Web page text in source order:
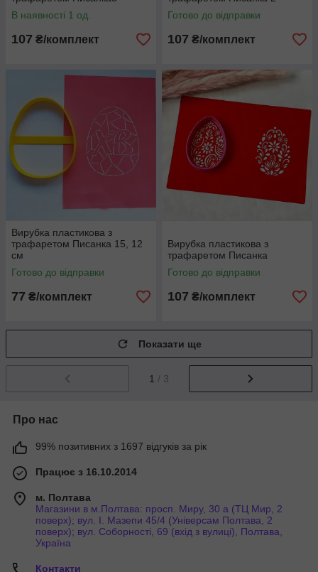
В наявності 1 од.
107 ₴/комплект
Готово до відправки
107 ₴/комплект
Вирубка пластикова з
трафаретом Писанка 15, 12
см
Готово до відправки
77 ₴/комплект
Вирубка пластикова з
трафаретом Писанка
Готово до відправки
107 ₴/комплект
Показати ще
1 / 3
Про нас
99% позитивних з 1697 відгуків за рік
Працює з 16.10.2014
м. Полтава
Магазини в м.Полтава: просп. Миру, 30 а (ТЦ Мир, 2
поверх); вул. І. Мазепи 45/4 (Універсам Полтава, 2
поверх); вул. Соборності, 69 (вхід з вулиці), Полтава,
Україна
Контакти